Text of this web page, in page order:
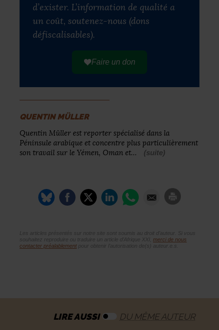
d’exister. L’information de qualité a
un coût, soutenez-nous (dons
défiscalisables).
Faire un don
QUENTIN MÜLLER
Quentin Müller est reporter spécialisé dans la
Péninsule arabique et concentre plus particulièrement
son travail sur le Yémen, Oman et…
(suite)
Les articles présentés sur notre site sont soumis au droit d’auteur. Si vous
souhaitez reproduire ou traduire un article d’Afrique XXI, merci de nous
contacter préalablement pour obtenir l’autorisation de(s) auteur.e.s.
LIRE AUSSI DU MÊME AUTEUR